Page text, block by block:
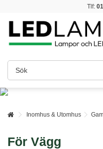
Tlf:
Inomhus & Utomhus
För Vägg